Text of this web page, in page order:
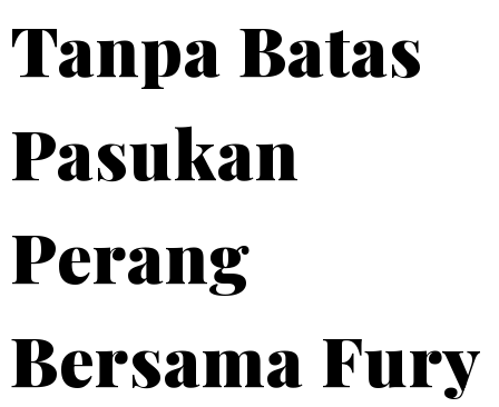
Tanpa Batas
Pasukan
Perang
Bersama Fury